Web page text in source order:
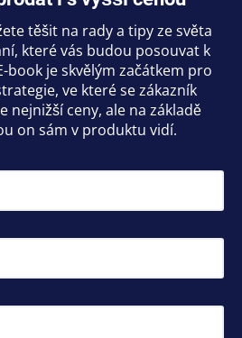
těšit na rady a tipy ze světa
které vás budou posouvat k
book je skvělým začátkem pro
ve které se zákazník
nejnižší ceny, ale na základě
on sám v produktu vidí.